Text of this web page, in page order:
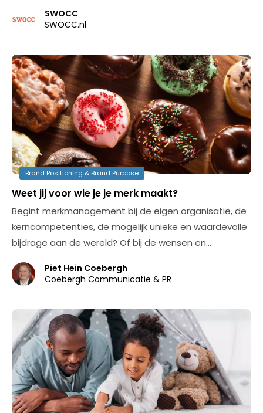
SWOCC
SWOCC.nl
Brand Positioning & Brand Purpose
Weet jij voor wie je je merk maakt?
Begint merkmanagement bij de eigen organisatie, de
kerncompetenties, de mogelijk unieke en waardevolle
bijdrage aan de wereld? Of bij de wensen en…
Piet Hein Coebergh
Coebergh Communicatie & PR